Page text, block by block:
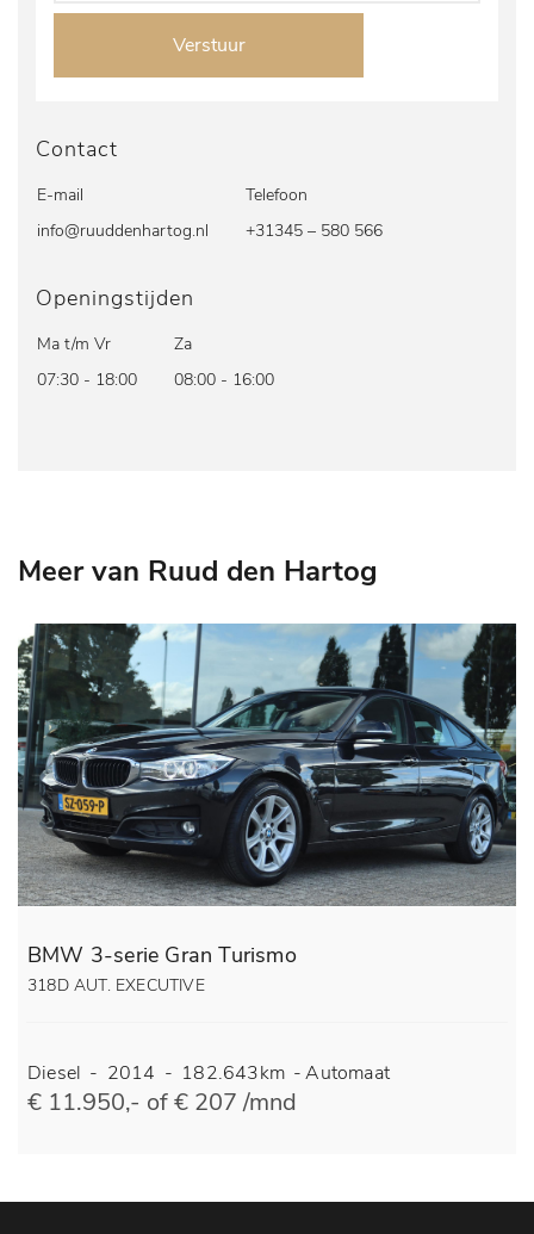
Verstuur
Contact
E-mail
info@ruuddenhartog.nl
Telefoon
+31345 – 580 566
Openingstijden
Ma t/m Vr
07:30 - 18:00
Za
08:00 - 16:00
Meer van Ruud den Hartog
BMW 3-serie Gran Turismo
318D AUT. EXECUTIVE
Diesel - 2014 - 182.643km - Automaat
€ 11.950,- of € 207 /mnd